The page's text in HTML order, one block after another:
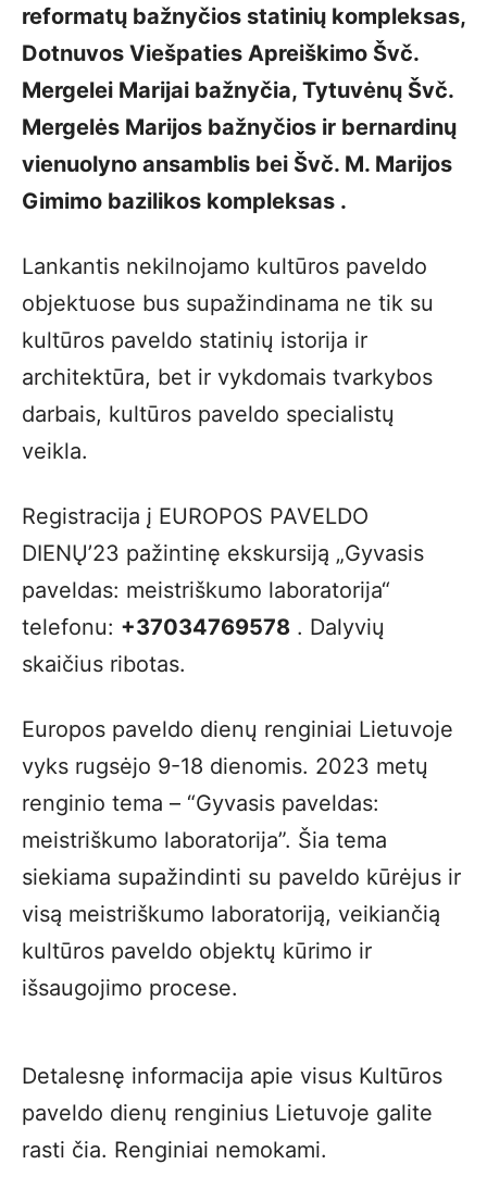
reformatų bažnyčios statinių kompleksas,
Dotnuvos Viešpaties Apreiškimo Švč.
Mergelei Marijai bažnyčia, Tytuvėnų Švč.
Mergelės Marijos bažnyčios ir bernardinų
vienuolyno ansamblis bei Švč. M. Marijos
Gimimo bazilikos kompleksas .
Lankantis nekilnojamo kultūros paveldo
objektuose bus supažindinama ne tik su
kultūros paveldo statinių istorija ir
architektūra, bet ir vykdomais tvarkybos
darbais, kultūros paveldo specialistų
veikla.
Registracija į EUROPOS PAVELDO
DIENŲ’23 pažintinę ekskursiją „Gyvasis
paveldas: meistriškumo laboratorija“
telefonu: +37034769578 . Dalyvių
skaičius ribotas.
Europos paveldo dienų renginiai Lietuvoje
vyks rugsėjo 9-18 dienomis. 2023 metų
renginio tema – “Gyvasis paveldas:
meistriškumo laboratorija”. Šia tema
siekiama supažindinti su paveldo kūrėjus ir
visą meistriškumo laboratoriją, veikiančią
kultūros paveldo objektų kūrimo ir
išsaugojimo procese.
Detalesnę informacija apie visus Kultūros
paveldo dienų renginius Lietuvoje galite
rasti čia. Renginiai nemokami.